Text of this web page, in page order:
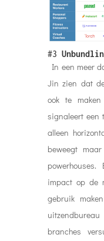
#3
In een meer
Jin zien dat
ook te maken
signaleert een
alleen
beweegt
impact op de
gebruik
branches